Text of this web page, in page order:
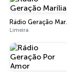
Limeira